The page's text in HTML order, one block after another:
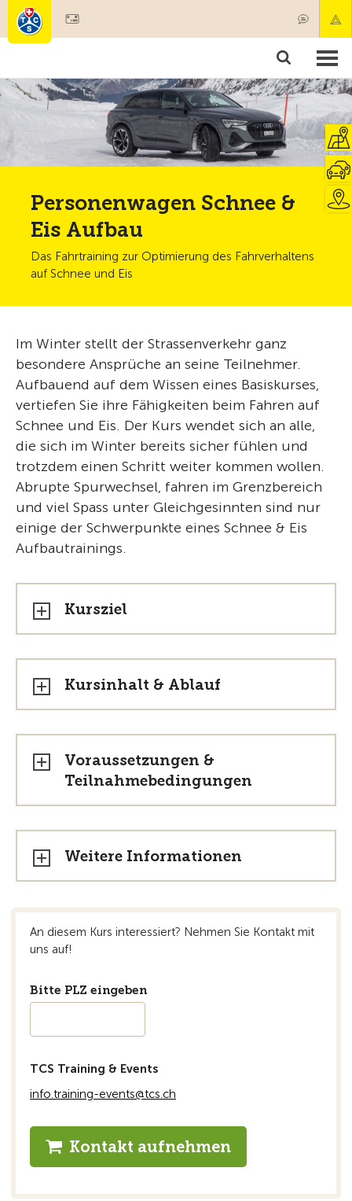
Produkte & Angebote
Personenwagen Schnee &
Eis Aufbau
Das Fahrtraining zur Optimierung des Fahrverhaltens
auf Schnee und Eis
Im Winter stellt der Strassenverkehr ganz
besondere Ansprüche an seine Teilnehmer.
Aufbauend auf dem Wissen eines Basiskurses,
vertiefen Sie ihre Fähigkeiten beim Fahren auf
Schnee und Eis. Der Kurs wendet sich an alle,
die sich im Winter bereits sicher fühlen und
trotzdem einen Schritt weiter kommen wollen.
Abrupte Spurwechsel, fahren im Grenzbereich
und viel Spass unter Gleichgesinnten sind nur
einige der Schwerpunkte eines Schnee & Eis
Aufbautrainings.
Kursziel
Kursinhalt & Ablauf
Voraussetzungen &
Teilnahmebedingungen
Weitere Informationen
An diesem Kurs interessiert? Nehmen Sie Kontakt mit
uns auf!
Bitte PLZ eingeben
TCS Training & Events
info.training-events@tcs.ch
Kontakt aufnehmen